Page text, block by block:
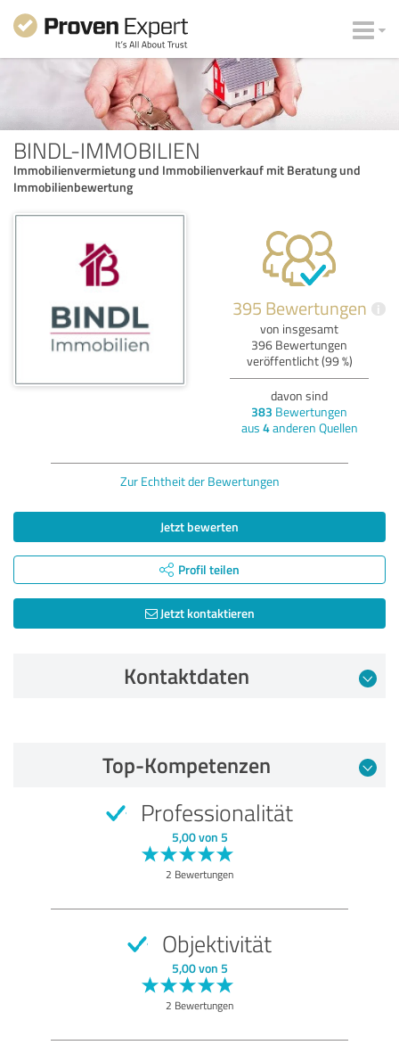
BINDL-IMMOBILIEN
Immobilienvermietung und Immobilienverkauf mit Beratung und
Immobilienbewertung
395 Bewertungen i
von insgesamt
396 Bewertungen
veröffentlicht (99 %)
davon sind
383 Bewertungen
aus 4anderen Quellen
Zur Echtheit der Bewertungen
Jetzt bewerten
Profil teilen
Jetzt kontaktieren
Kontaktdaten
Empfehlung
Top-Kompetenzen
Professionalität
5,00 von 5
2 Bewertungen
Objektivität
5,00 von 5
2 Bewertungen